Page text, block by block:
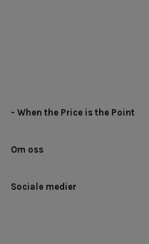
- When the Price is the Point
Om oss
Sociale medier